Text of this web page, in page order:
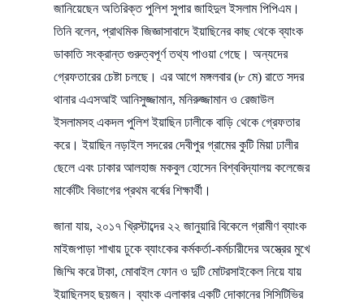
জানিয়েছেন অতিরিক্ত পুলিশ সুপার জাহিদুল ইসলাম পিপিএম।
তিনি বলেন, প্রাথমিক জিজ্ঞাসাবাদে ইয়াছিনের কাছ থেকে ব্যাংক
ডাকাতি সংক্রান্ত গুরুত্বপূর্ণ তথ্য পাওয়া গেছে। অন্যদের
গ্রেফতারের চেষ্টা চলছে। এর আগে মঙ্গলবার (৮ মে) রাতে সদর
থানার এএসআই আনিসুজ্জামান, মনিরুজ্জামান ও রেজাউল
ইসলামসহ একদল পুলিশ ইয়াছিন ঢালীকে বাড়ি থেকে গ্রেফতার
করে। ইয়াছিন নড়াইল সদরের দেবীপুর গ্রামের কুটি মিয়া ঢালীর
ছেলে এবং ঢাকার আলহাজ মকবুল হোসেন বিশ্ববিদ্যালয় কলেজের
মার্কেটিং বিভাগের প্রথম বর্ষের শিক্ষার্থী।
জানা যায়, ২০১৭ খ্রিস্টাব্দের ২২ জানুয়ারি বিকেলে গ্রামীণ ব্যাংক
মাইজপাড়া শাখায় ঢুকে ব্যাংকের কর্মকর্তা-কর্মচারীদের অস্ত্রের মুখে
জিম্মি করে টাকা, মোবাইল ফোন ও দুটি মোটরসাইকেল নিয়ে যায়
ইয়াছিনসহ ছয়জন। ব্যাংক এলাকার একটি দোকানের সিসিটিভির